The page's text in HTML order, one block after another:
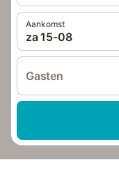
Aankomst
za 15-08
Gasten